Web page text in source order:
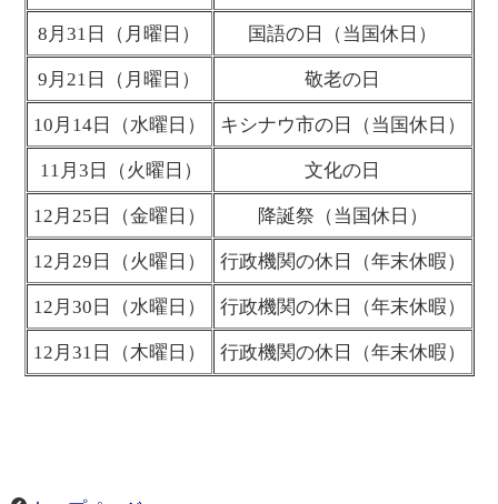
8月31日（月曜日） 国語の日 （当国休日）
9月21日（月曜日） 敬老の日
10月14日（水曜日） キシナウ市の日（当国休日）
11月3日（火曜日） 文化の日
12月25日（金曜日） 降誕祭（当国休日）
12月29日（火曜日） 行政機関の休日（年末休暇）
12月30日（水曜日） 行政機関の休日（年末休暇）
12月31日（木曜日） 行政機関の休日（年末休暇）